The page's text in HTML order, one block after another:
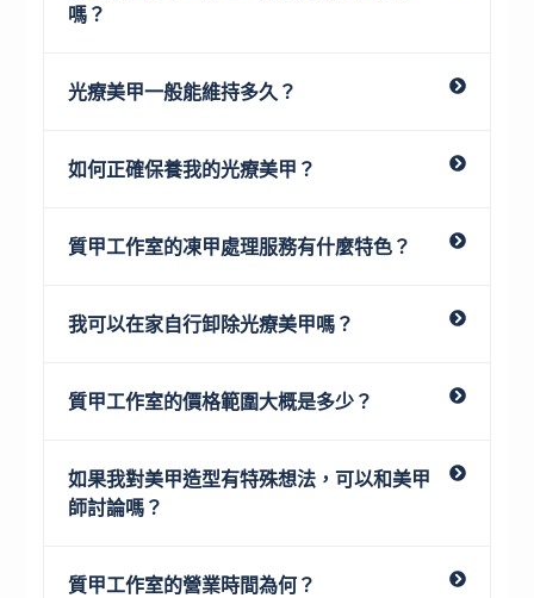
嗎？
光療美甲一般能維持多久？
如何正確保養我的光療美甲？
質甲工作室的凍甲處理服務有什麼特色？
我可以在家自行卸除光療美甲嗎？
質甲工作室的價格範圍大概是多少？
如果我對美甲造型有特殊想法，可以和美甲
師討論嗎？
質甲工作室的營業時間為何？